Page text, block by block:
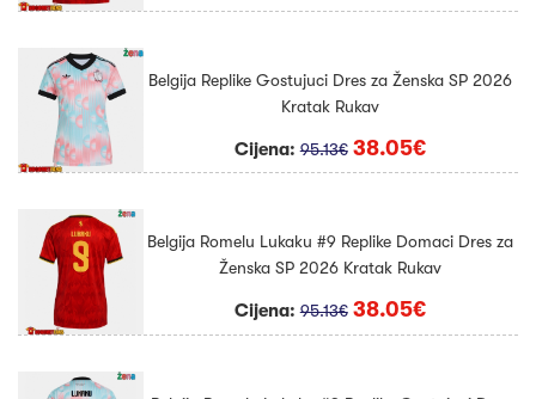
Belgija Replike Gostujuci Dres za Ženska SP 2026
Kratak Rukav
Cijena:95.13€ 38.05€
Belgija Romelu Lukaku #9 Replike Domaci Dres za
Ženska SP 2026 Kratak Rukav
Cijena:95.13€ 38.05€